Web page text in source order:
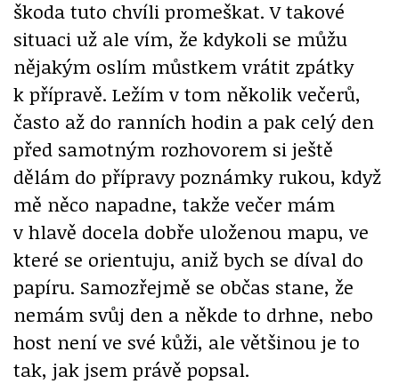
škoda tuto chvíli promeškat. V takové
situaci už ale vím, že kdykoli se můžu
nějakým oslím můstkem vrátit zpátky
k přípravě. Ležím v tom několik večerů,
často až do ranních hodin a pak celý den
před samotným rozhovorem si ještě
dělám do přípravy poznámky rukou, když
mě něco napadne, takže večer mám
v hlavě docela dobře uloženou mapu, ve
které se orientuju, aniž bych se díval do
papíru. Samozřejmě se občas stane, že
nemám svůj den a někde to drhne, nebo
host není ve své kůži, ale většinou je to
tak, jak jsem právě popsal.